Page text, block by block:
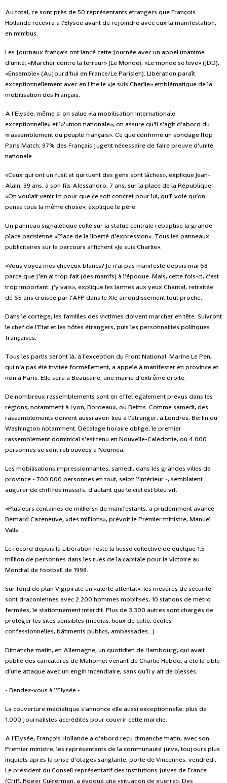
Au total, ce sont près de 50 représentants étrangers que François
Hollande recevra à l’Elysée avant de rejoindre avec eux la manifestation,
en minibus.
Les journaux français ont lancé cette journée avec un appel unanime
d’unité: «Marcher contre la terreur» (Le Monde), «Le monde se lève» (JDD),
«Ensemble» (Aujourd’hui en France/Le Parisien). Libération paraît
exceptionnellement avec en Une le «Je suis Charlie» emblématique de la
mobilisation des Français.
A l’Elysée, même si on salue «la mobilisation internationale
exceptionnelle» et l»'union nationale», on assure qu’il s’agit d’abord du
«rassemblement du peuple français». Ce que confirme un sondage Ifop
Paris Match: 97% des Français jugent nécessaire de faire preuve d’unité
nationale.
«Ceux qui ont un fusil et qui tuent des gens sont lâches», explique Jean-
Alain, 39 ans, à son fils Alessandro, 7 ans, sur la place de la République.
«On voulait venir ici pour que ce soit concret pour lui, qu’il voie qu’on
pense tous la même chose», explique le père.
Un panneau signalétique collé sur la statue centrale rebaptise la grande
place parisienne «Place de la liberté d’expression». Tous les panneaux
publicitaires sur le parcours affichent «Je suis Charlie».
«Vous voyez mes cheveux blancs? Je n’ai pas manifesté depuis mai 68
parce que j’en ai trop fait (des manifs) à l’époque. Mais, cette fois-ci, c’est
trop important: j’y vais», explique les larmes aux yeux Chantal, retraitée
de 65 ans croisée par l’AFP dans le XIe arrondissement tout proche.
Dans le cortège, les familles des victimes doivent marcher en tête. Suivront
le chef de l’Etat et les hôtes étrangers, puis les personnalités politiques
françaises.
Tous les partis seront là, à l’exception du Front National. Marine Le Pen,
qui n’a pas été invitée formellement, a appelé à manifester en province et
non à Paris. Elle sera à Beaucaire, une mairie d’extrême droite.
De nombreux rassemblements sont en effet également prévus dans les
régions, notamment à Lyon, Bordeaux, ou Reims. Comme samedi, des
rassemblements doivent aussi avoir lieu à l’étranger, à Londres, Berlin ou
Washington notamment. Décalage horaire oblige, le premier
rassemblement dominical s’est tenu en Nouvelle-Calédonie, où 4.000
personnes se sont retrouvées à Nouméa.
Les mobilisations impressionnantes, samedi, dans les grandes villes de
province - 700.000 personnes en tout, selon l’Intérieur -, semblaient
augurer de chiffres massifs, d’autant que le ciel est bleu vif.
«Plusieurs centaines de milliers» de manifestants, a prudemment avancé
Bernard Cazeneuve, «des millions», prévoit le Premier ministre, Manuel
Valls.
Le record depuis la Libération reste la liesse collective de quelque 1,5
million de personnes dans les rues de la capitale pour la victoire au
Mondial de football de 1998.
Sur fond de plan Vigipirate en «alerte attentat», les mesures de sécurité
sont draconiennes avec 2.200 hommes mobilisés, 10 stations de métro
fermées, le stationnement interdit. Plus de 3.300 autres sont chargés de
protéger les sites sensibles (médias, lieux de culte, écoles
confessionnelles, bâtiments publics, ambassades...)
Dimanche matin, en Allemagne, un quotidien de Hambourg, qui avait
publié des caricatures de Mahomet venant de Charlie Hebdo, a été la cible
d’une attaque avec un engin incendiaire, sans qu’il y ait de blessés.
- Rendez-vous à l’Elysée -
La couverture médiatique s’annonce elle aussi exceptionnelle: plus de
1.000 journalistes accrédités pour couvrir cette marche.
A l’Elysée, François Hollande a d’abord reçu dimanche matin, avec son
Premier ministre, les représentants de la communauté juive, toujours plus
inquiets après la prise d’otages sanglante, porte de Vincennes, vendredi.
Le président du Conseil représentatif des institutions juives de France
(Crif), Roger Cukierman, a évoqué une «situation de guerre». Des